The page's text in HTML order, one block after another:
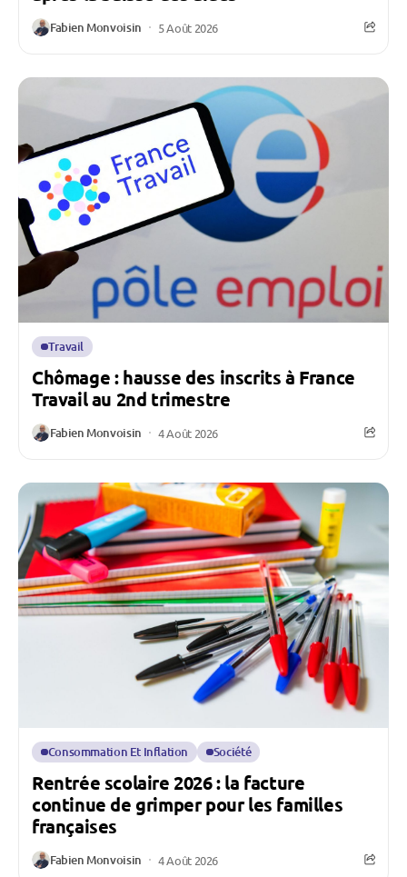
Fabien Monvoisin 5 Août 2026
Travail
Chômage : hausse des inscrits à France
Travail au 2nd trimestre
Fabien Monvoisin 4 Août 2026
Consommation Et Inflation Société
Rentrée scolaire 2026 : la facture
continue de grimper pour les familles
françaises
Fabien Monvoisin 4 Août 2026